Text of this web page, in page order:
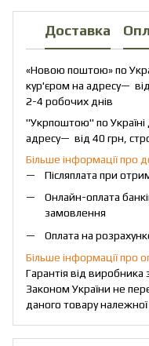
Доставка
«Новою поштою» по
кур'єром на адресу—
2-4 робочих днів
"Укрпоштою" по Україні
адресу— від 40 грн,
Більше інформації про
Післяплата при
Онлайн-оплата
замовлення
Оплата на
Більше інформації про
Гарантія від виробника
Законом України не
даного товару належної